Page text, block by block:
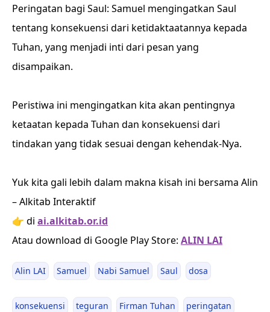
Peringatan bagi Saul: Samuel mengingatkan Saul
tentang konsekuensi dari ketidaktaatannya kepada
Tuhan, yang menjadi inti dari pesan yang
disampaikan.
Peristiwa ini mengingatkan kita akan pentingnya
ketaatan kepada Tuhan dan konsekuensi dari
tindakan yang tidak sesuai dengan kehendak-Nya.
Yuk kita gali lebih dalam makna kisah ini bersama Alin
– Alkitab Interaktif
👉 di ai.alkitab.or.id
Atau download di Google Play Store: ALIN LAI
Alin LAI Samuel Nabi Samuel Saul dosa
konsekuensi teguran Firman Tuhan peringatan